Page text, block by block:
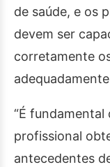
de saúde, e os
devem ser
corretamente
“É fundamental
profissional
antecedentes